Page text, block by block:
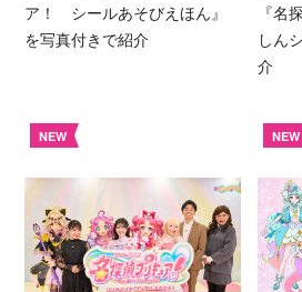
ア！ シールあそびえほん』
を写真付きで紹介
『名
しん
介
NEW NEW